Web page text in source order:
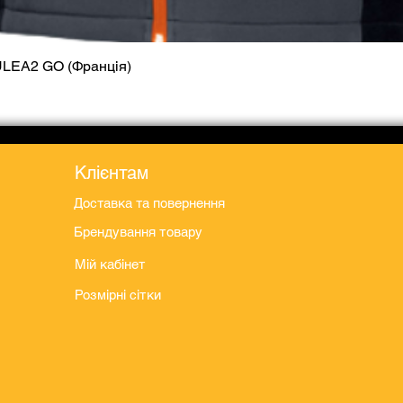
GO (Франція)
Клієнтам
Доставка та повернення
Брендування товару
Мій кабінет
Розмірні сітки